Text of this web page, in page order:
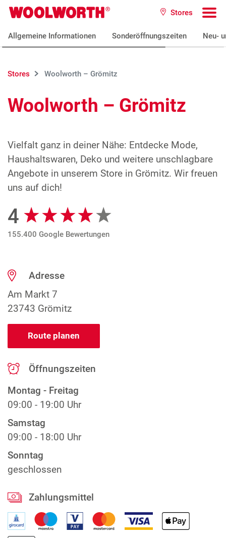
Zum Hauptinhalt
Woolworth GmbH Stores
Allgemeine Informationen Sonderöffnungszeiten Neu-
Stores Woolworth – Grömitz
Woolworth – Grömitz
Vielfalt ganz in deiner Nähe: Entdecke Mode,
Haushaltswaren, Deko und weitere unschlagbare
Angebote in unserem Store in Grömitz. Wir freuen
uns auf dich!
Google Bewertungen
4
155.400 Google Bewertungen
Adresse
Am Markt 7
23743 Grömitz
Route planen
Öffnungszeiten
Montag - Freitag
09:00 - 19:00 Uhr
Samstag
09:00 - 18:00 Uhr
Sonntag
geschlossen
Zahlungsmittel